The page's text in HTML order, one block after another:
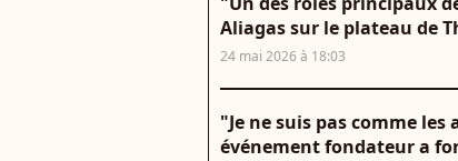
Aliagas sur le plateau de
24 mai 2026 à 18:03
"Je ne suis pas comme
événement fondateur a